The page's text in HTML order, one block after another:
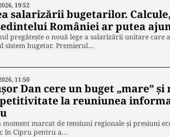
19:52
salarizării bugetarilor.
României ar putea
pregătește o nouă lege a salarizării unitare
sistem bugetar. Premierul…
11:50
Dan cere un buget „mare”
la reuniunea
marcat de tensiuni regionale și presiuni
în Cipru pentru a…